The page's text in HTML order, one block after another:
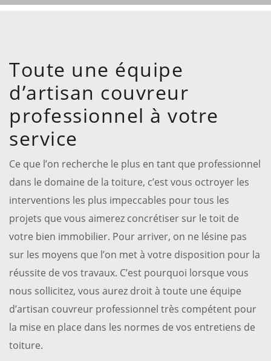
Toute une équipe
d’artisan couvreur
professionnel à votre
service
Ce que l’on recherche le plus en tant que professionnel
dans le domaine de la toiture, c’est vous octroyer les
interventions les plus impeccables pour tous les
projets que vous aimerez concrétiser sur le toit de
votre bien immobilier. Pour arriver, on ne lésine pas
sur les moyens que l’on met à votre disposition pour la
réussite de vos travaux. C’est pourquoi lorsque vous
nous sollicitez, vous aurez droit à toute une équipe
d’artisan couvreur professionnel très compétent pour
la mise en place dans les normes de vos entretiens de
toiture.